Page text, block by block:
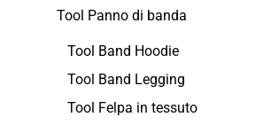
Tool Panno di banda
Tool Band Hoodie
Tool Band Legging
Tool Felpa in tessuto